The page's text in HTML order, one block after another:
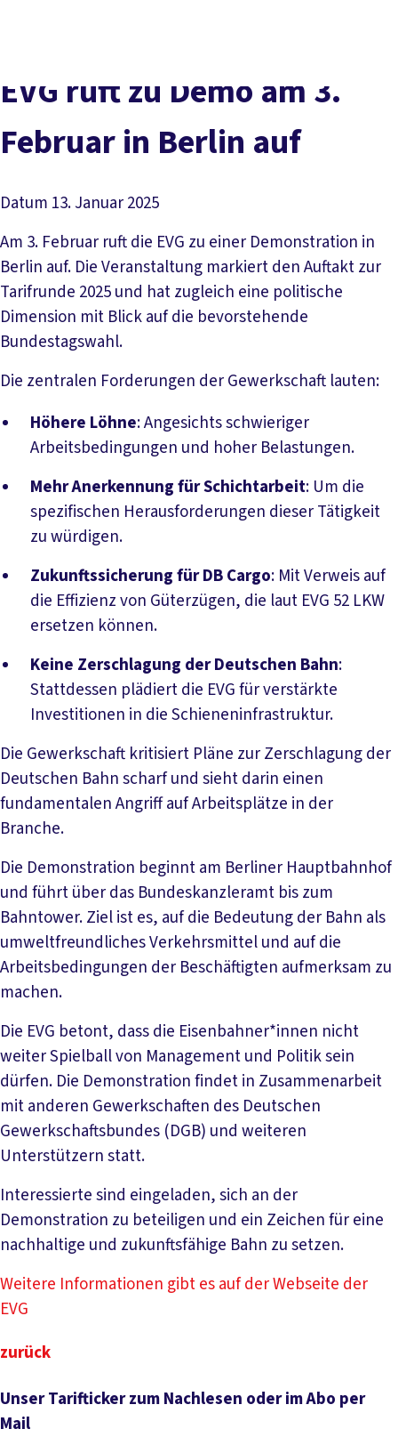
Service
Mitmachen
EVG ruft zu Demo am 3.
Februar in Berlin auf
Datum 13. Januar 2025
Am 3. Februar ruft die EVG zu einer Demonstration in
Berlin auf. Die Veranstaltung markiert den Auftakt zur
Tarifrunde 2025 und hat zugleich eine politische
Dimension mit Blick auf die bevorstehende
Bundestagswahl.
Die zentralen Forderungen der Gewerkschaft lauten:
Höhere Löhne: Angesichts schwieriger
Arbeitsbedingungen und hoher Belastungen.
Mehr Anerkennung für Schichtarbeit: Um die
spezifischen Herausforderungen dieser Tätigkeit
zu würdigen.
Zukunftssicherung für DB Cargo: Mit Verweis auf
die Effizienz von Güterzügen, die laut EVG 52 LKW
ersetzen können.
Keine Zerschlagung der Deutschen Bahn:
Stattdessen plädiert die EVG für verstärkte
Investitionen in die Schieneninfrastruktur.
Die Gewerkschaft kritisiert Pläne zur Zerschlagung der
Deutschen Bahn scharf und sieht darin einen
fundamentalen Angriff auf Arbeitsplätze in der
Branche.
Die Demonstration beginnt am Berliner Hauptbahnhof
und führt über das Bundeskanzleramt bis zum
Bahntower. Ziel ist es, auf die Bedeutung der Bahn als
umweltfreundliches Verkehrsmittel und auf die
Arbeitsbedingungen der Beschäftigten aufmerksam zu
machen.
Die EVG betont, dass die Eisenbahner*innen nicht
weiter Spielball von Management und Politik sein
dürfen. Die Demonstration findet in Zusammenarbeit
mit anderen Gewerkschaften des Deutschen
Gewerkschaftsbundes (DGB) und weiteren
Unterstützern statt.
Interessierte sind eingeladen, sich an der
Demonstration zu beteiligen und ein Zeichen für eine
nachhaltige und zukunftsfähige Bahn zu setzen.
Weitere Informationen gibt es auf der Webseite der
EVG
zurück
Unser Tarifticker zum Nachlesen oder im Abo per
Mail